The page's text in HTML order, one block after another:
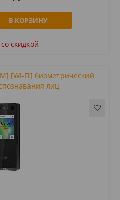
В КОРЗИНУ
скидкой
[Wi-Fi] биометрический
лиц